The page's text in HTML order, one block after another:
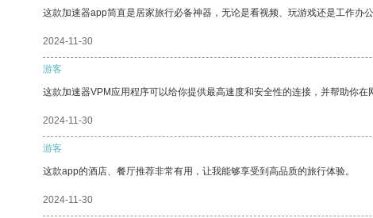
这款加速器app简直是居家旅行必备神器，无论是看视频、玩游戏还是工作办
2024-11-30
游客
这款加速器VPM应用程序可以给你提供最高速度和安全性的连接，并帮助你在
2024-11-30
游客
这款app的酒店、餐厅推荐非常有用，让我能够享受到高品质的旅行体验。
2024-11-30